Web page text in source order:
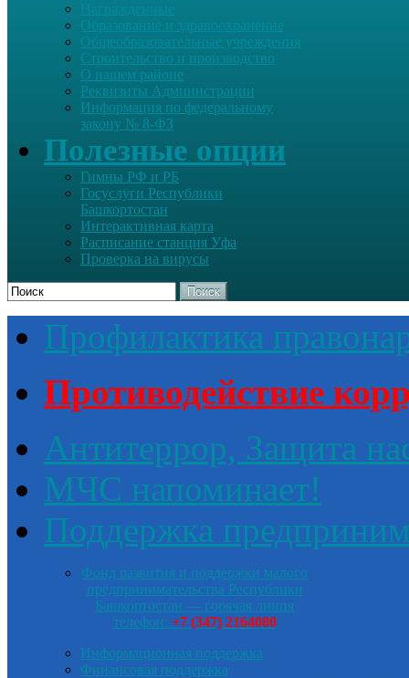
Награжденные
Образование и здравоохранение
Общеобразовательные учреждения
Строительство и производство
О нашем районе
Реквизиты Администрации
Информация по федеральному
закону № 8-ФЗ
Полезные опции
Гимны РФ и РБ
Госуслуги Республики
Башкортостан
Интерактивная карта
Расписание станция Уфа
Проверка на вирусы
Поиск
Профилактика
Противодействие
Антитеррор, Защита
МЧС напоминает!
Поддержка
Фонд развития и поддержки малого
предпринимательства Республики
Башкортостан — горячая линия
телефон: +7 (347) 2164080
Информационная поддержка
Финансовая поддержка